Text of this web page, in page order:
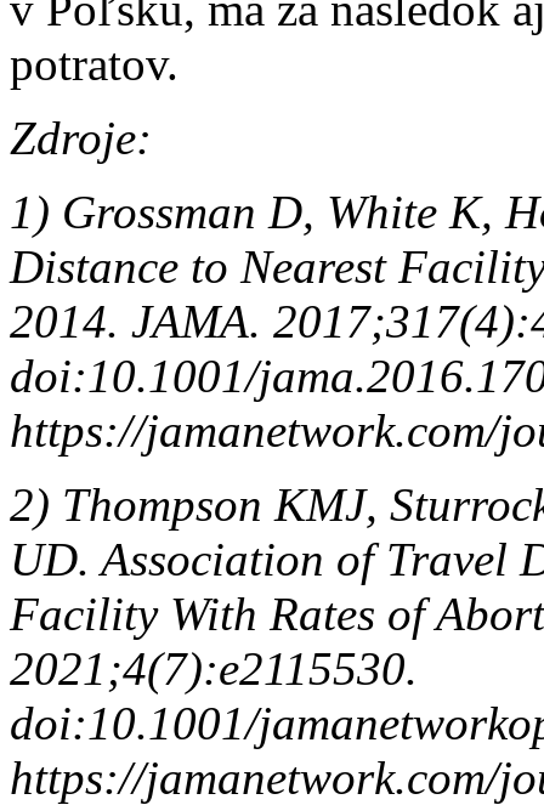
potratov.
Zdroje:
1) Grossman D, White K,
Distance to Nearest
2014. JAMA.
doi:10.1001/
https://jamanetwork.com/
2) Thompson KMJ,
UD. Association of Travel
Facility With Rates of
2021;4(7):e2115530.
doi:10.1001/
https://jamanetwork.com/